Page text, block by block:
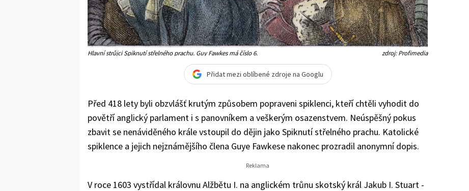
Hlavní strůjci Spiknutí střelného prachu. Guy Fawkes má číslo 6. zdroj: Profimedia
Přidat mezi oblíbené zdroje na Googlu
Před 418 lety byli obzvlášť krutým způsobem popraveni spiklenci, kteří chtěli vyhodit do
povětří anglický parlament i s panovníkem a veškerým osazenstvem. Neúspěšný pokus
zbavit se nenáviděného krále vstoupil do dějin jako Spiknutí střelného prachu. Katolické
spiklence a jejich nejznámějšího člena Guye Fawkese nakonec prozradil anonymní dopis.
V roce 1603 vystřídal královnu Alžbětu I. na anglickém trůnu skotský král Jakub I. Stuart -